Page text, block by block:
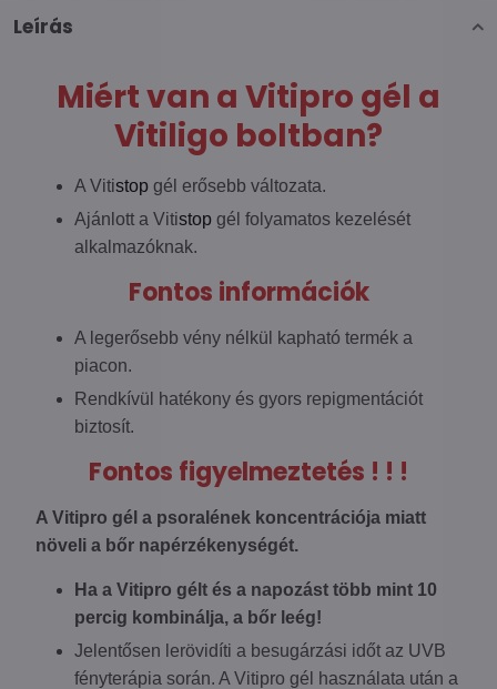
Leírás
Miért van a Vitipro gél a
Vitiligo boltban?
A Vitistop gél erősebb változata.
Ajánlott a Vitistop gél folyamatos kezelését
alkalmazóknak.
Fontos információk
A legerősebb vény nélkül kapható termék a
piacon.
Rendkívül hatékony és gyors repigmentációt
biztosít.
Fontos figyelmeztetés ! ! !
A Vitipro gél a psoralének koncentrációja miatt
növeli a bőr napérzékenységét.
Ha a Vitipro gélt és a napozást több mint 10
percig kombinálja, a bőr leég!
Jelentősen lerövidíti a besugárzási időt az UVB
fényterápia során. A Vitipro gél használata után a